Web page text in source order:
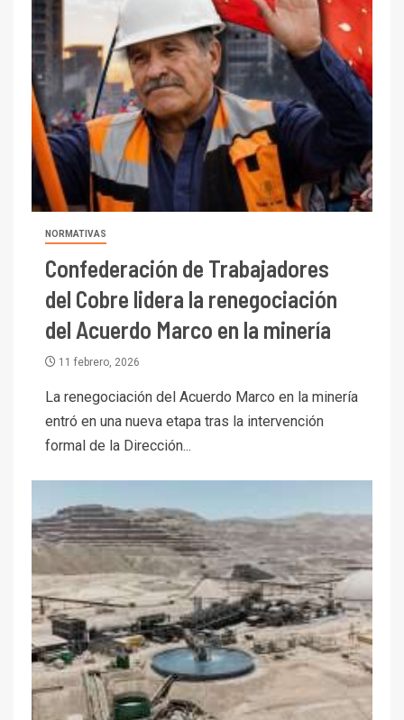
NORMATIVAS
Confederación de Trabajadores
del Cobre lidera la renegociación
del Acuerdo Marco en la minería
11 febrero, 2026
La renegociación del Acuerdo Marco en la minería
entró en una nueva etapa tras la intervención
formal de la Dirección...